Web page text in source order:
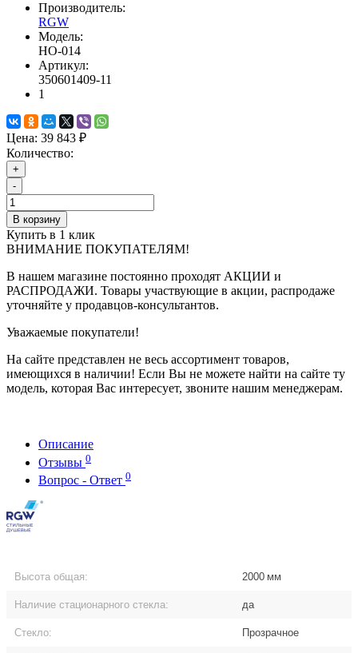
Производитель:
RGW
Модель:
HO-014
Артикул:
350601409-11
1
Цена: 39 843 ₽
Количество:
+
-
В корзину
Купить в 1 клик
ВНИМАНИЕ ПОКУПАТЕЛЯМ!
В нашем магазине постоянно проходят АКЦИИ и
РАСПРОДАЖИ. Товары участвующие в акции, распродаже
уточняйте у продавцов-консультантов.
Уважаемые покупатели!
На сайте представлен не весь ассортимент товаров,
имеющихся в наличии! Если Вы не можете найти на сайте ту
модель, которая Вас интересует, звоните нашим менеджерам.
Описание
Отзывы 0
Вопрос - Ответ 0
Высота общая: 2000 мм
Наличие стационарного стекла: да
Стекло: Прозрачное